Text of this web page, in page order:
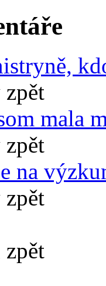
mala
na